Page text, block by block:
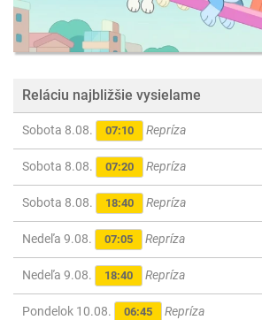
Reláciu najbližšie vysielame
Sobota 8.08. 07:10 Repríza
Sobota 8.08. 07:20 Repríza
Sobota 8.08. 18:40 Repríza
Nedeľa 9.08. 07:05 Repríza
Nedeľa 9.08. 18:40 Repríza
Pondelok 10.08. 06:45 Repríza